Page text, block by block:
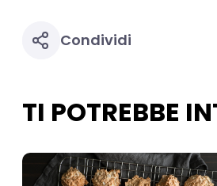
Condividi
TI POTREBBE